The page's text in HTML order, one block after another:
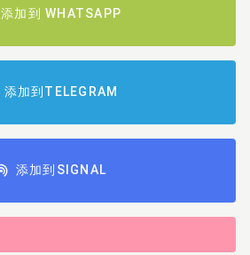
添加到 WHATSAPP
添加到TELEGRAM
添加到SIGNAL